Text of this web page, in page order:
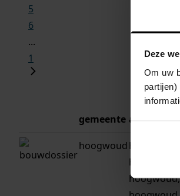
Deze
Om uw
5
6
...
1
gemeente adres
hoogwoudhoogwoud,
hoogwoud,